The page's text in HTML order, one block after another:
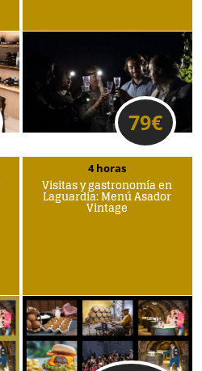
4 horas
Visitas y gastronomía en
Laguardia: Menú Asador
Vintage
79€